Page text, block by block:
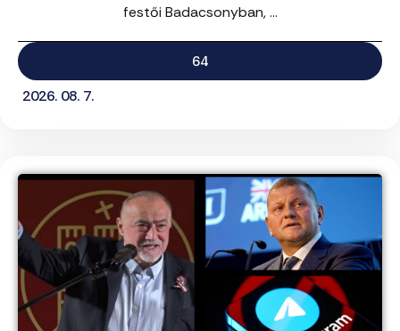
festői Badacsonyban, ...
64
2026. 08. 7.